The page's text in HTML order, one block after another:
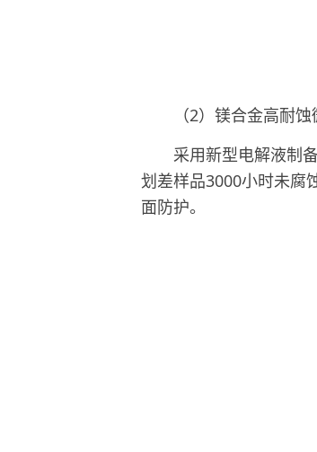
（2）镁合金高耐蚀
采用新型电解液制备
划差样品3000小时未腐
面防护。